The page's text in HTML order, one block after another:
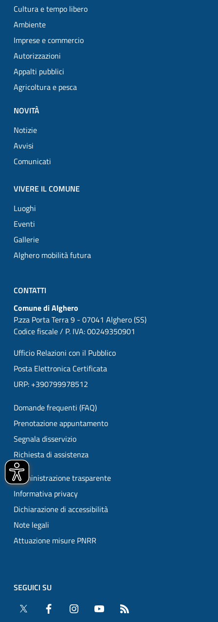
Cultura e tempo libero
Ambiente
Imprese e commercio
Autorizzazioni
Appalti pubblici
Agricoltura e pesca
NOVITÀ
Notizie
Avvisi
Comunicati
VIVERE IL COMUNE
Luoghi
Eventi
Gallerie
Alghero mobilità futura
CONTATTI
Comune di Alghero
P.zza Porta Terra 9 - 07041 Alghero (SS)
Codice fiscale / P. IVA: 00249350901
Ufficio Relazioni con il Pubblico
Posta Elettronica Certificata
URP: +390799978512
Domande frequenti (FAQ)
Prenotazione appuntamento
Segnala disservizio
Richiesta di assistenza
Amministrazione trasparente
Informativa privacy
Dichiarazione di accessibilità
Note legali
Attuazione misure PNRR
SEGUICI SU
Twitter
Facebook Instagram YouTube